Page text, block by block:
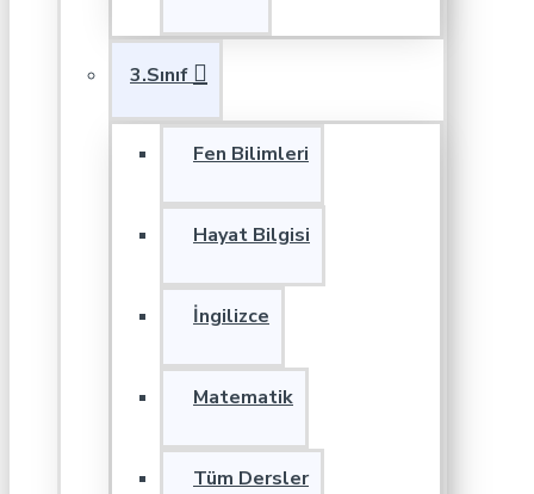
3.Sınıf
Fen Bilimleri
Hayat Bilgisi
İngilizce
Matematik
Tüm Dersler